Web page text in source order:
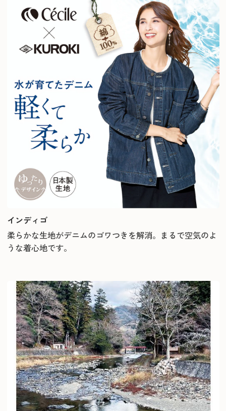
インディゴ
柔らかな生地がデニムのゴワつきを解消。まるで空気のよ
うな着心地です。